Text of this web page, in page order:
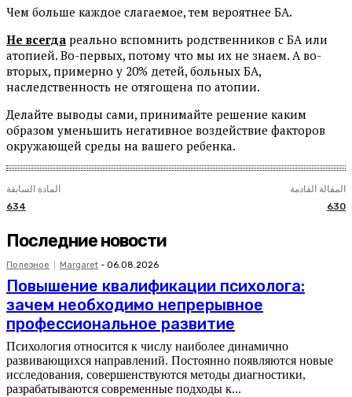
Чем больше каждое слагаемое, тем вероятнее БА.
Не всегда реально вспомнить родственников с БА или
атопией. Во-первых, потому что мы их не знаем. А во-
вторых, примерно у 20% детей, больных БА,
наследственность не отягощена по атопии.
Делайте выводы сами, принимайте решение каким
образом уменьшить негативное воздействие факторов
окружающей среды на вашего ребенка.
المادة السابقة
634
المقالة القادمة
630
Последние новости
Полезное Margaret - 06.08.2026
Повышение квалификации психолога:
зачем необходимо непрерывное
профессиональное развитие
Психология относится к числу наиболее динамично
развивающихся направлений. Постоянно появляются новые
исследования, совершенствуются методы диагностики,
разрабатываются современные подходы к...